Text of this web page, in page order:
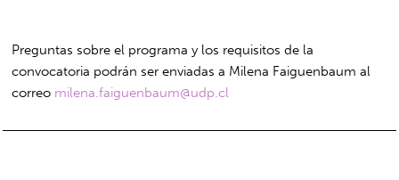
Preguntas sobre el programa y los requisitos de la
convocatoria podrán ser enviadas a Milena Faiguenbaum al
correo milena.faiguenbaum@udp.cl